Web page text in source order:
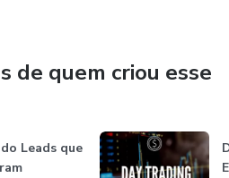
de quem criou esse
Leads que